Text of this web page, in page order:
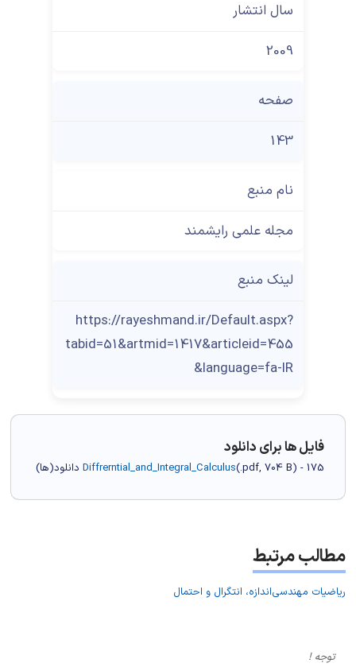
سال انتشار
2009
صفحه
143
نام منبع
مجله علمی رایشمند
لینک منبع
https://rayeshmand.ir/Default.aspx?
tabid=51&artmid=1417&articleid=455
&language=fa-IR
فایل ها برای دانلود
Diffrerntial_and_Integral_Calculus(.pdf, 704 B) - 175 دانلود(ها)
مطالب مرتبط
ریاضیات مهندسیاندازه، انتگرال و احتمال
توجه !